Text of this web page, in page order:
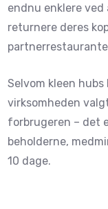
endnu enklere
returnere deres
Selvom kleen
virksomheden
forbrugeren – det
beholderne,
10 dage.